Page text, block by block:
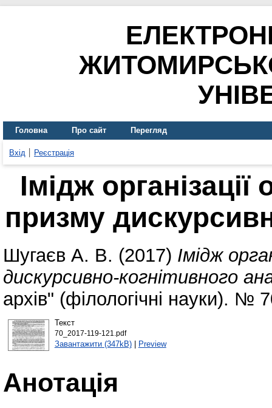
Головна Про сайт Перегляд
Вхід Реєстрація
Імідж
призму
Шугаєв А. В. (2017) Імідж
дискурсивно-когнітивного
архів" (філологічні науки).
Текст
70_2017-119-121.pdf
Завантажити (347kB)| Preview
Анотація